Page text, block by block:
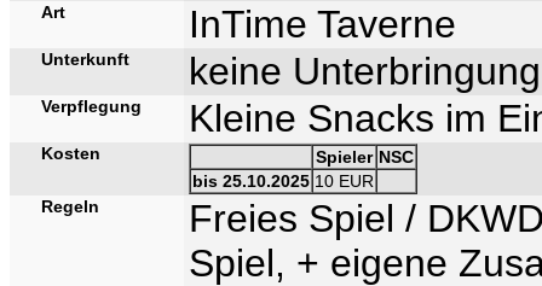
Art InTime Taverne
Unterkunft keine Unterbringung
Verpflegung Kleine Snacks im
Kosten Spieler NSC
bis 25.10.2025 10 EUR
Regeln
Freies Spiel /
Spiel, + eigene